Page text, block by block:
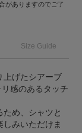
がありますのでご了
Size Guide
上げたシアーブ
感のあるタッチ
め、シャツと
みいただけま